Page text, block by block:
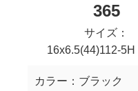
365
サイズ：
16x6.5(44)112-
カラー： ブラック